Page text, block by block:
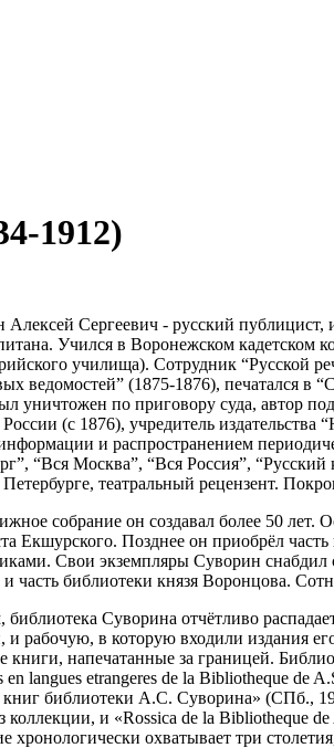
1912)
Алексей Сергеевич - русский публицист,
Учился в Воронежском кадетском
училища). Сотрудник “Русской
ведомостей” (1875-1876), печатался в
уничтожен по приговору суда, автор
(с 1876), учредитель издательства
и распространением
“Вся Москва”, “Вся Россия”,
Петербурге, театральный рецензент.
собрание он создавал более 50 лет.
Екшурского. Позднее он приобрёл
Свои экземпляры Суворин
и часть библиотеки князя Воронцова.
библиотека Суворина отчётливо
и рабочую, в которую входили издания
книги, напечатанные за границей.
en langues etrangeres de la Bibliotheque
книг библиотеки А.С. Суворина» (СПб.,
коллекции, и «Rossica de la Bibliotheque
хронологически охватывает три